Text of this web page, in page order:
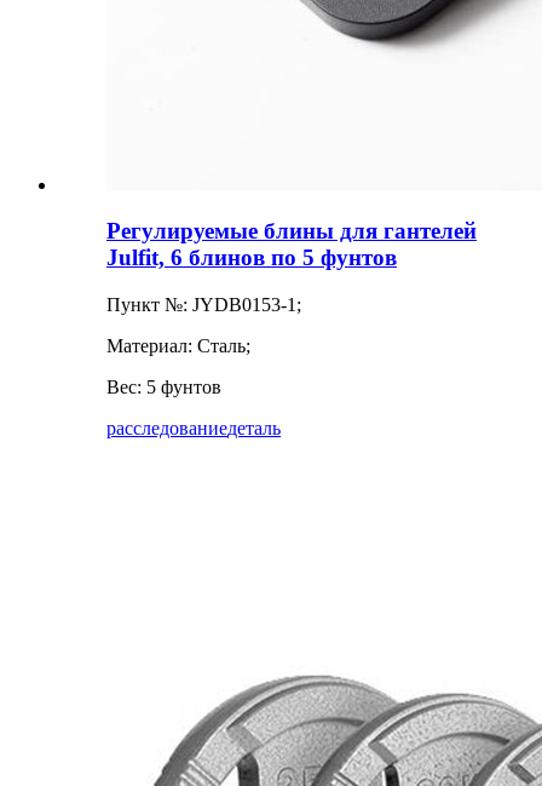
Регулируемые блины для гантелей
Julfit, 6 блинов по 5 фунтов
Пункт №: JYDB0153-1;
Материал: Сталь;
Вес: 5 фунтов
расследованиедеталь